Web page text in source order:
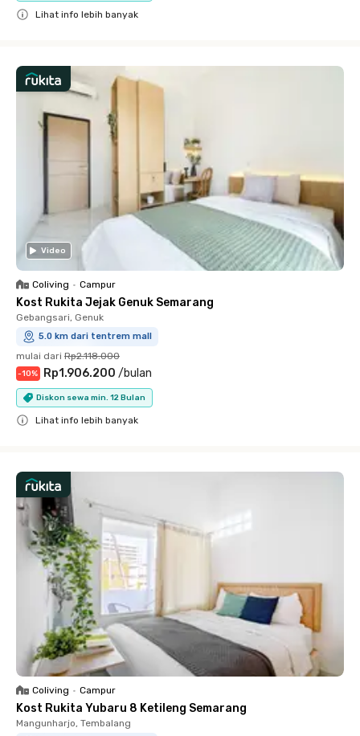
Lihat info lebih banyak
Video
Coliving • Campur
Kost Rukita Jejak Genuk Semarang
Gebangsari, Genuk
5.0 km dari tentrem mall
mulai dari Rp2.118.000
-10% Rp1.906.200 /bulan
Diskon sewa min. 12 Bulan
Lihat info lebih banyak
Coliving • Campur
Kost Rukita Yubaru 8 Ketileng Semarang
Mangunharjo, Tembalang